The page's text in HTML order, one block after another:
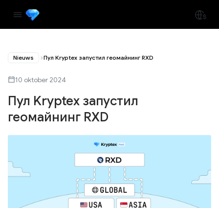
Nieuws Пул Kryptex запустил геомайнинг RXD
10 oktober 2024
Пул Kryptex запустил
геомайнинг RXD